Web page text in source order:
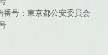
番号：東京都公安委員会